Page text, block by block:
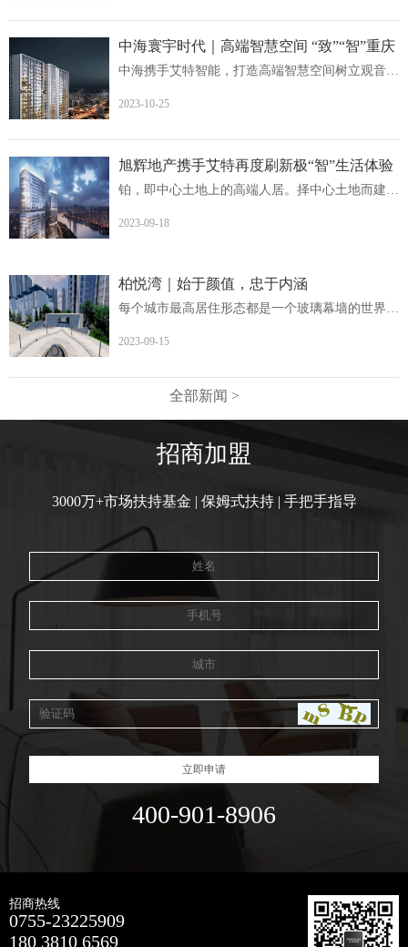
中海寰宇时代｜高端智慧空间 “致”“智”重庆
2023-10-25
旭辉地产携手艾特再度刷新极“智”生活体验
2023-09-18
柏悦湾｜始于颜值，忠于内涵
2023-09-15
全部新闻 >
招商加盟
3000万+市场扶持基金 | 保姆式扶持 | 手把手指导
立即申请
400-901-8906
招商热线
0755-23225909
180 3810 6569